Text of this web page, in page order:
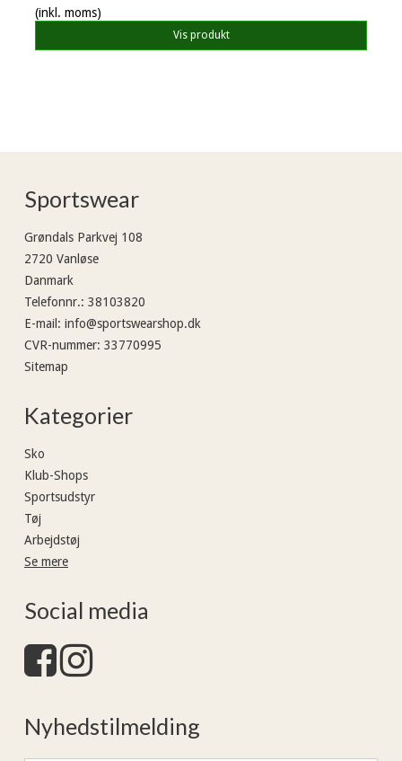
(inkl. moms)
Vis produkt
Sportswear
Grøndals Parkvej 108
2720 Vanløse
Danmark
Telefonnr.: 38103820
E-mail : info@sportswearshop.dk
CVR-nummer: 33770995
Sitemap
Kategorier
Sko
Klub-Shops
Sportsudstyr
Tøj
Arbejdstøj
Se mere
Social media
Nyhedstilmelding